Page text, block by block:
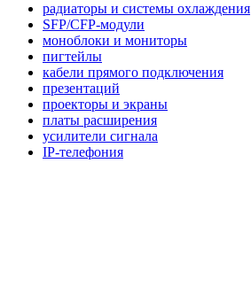
радиаторы и системы охлаждения
SFP/CFP-модули
моноблоки и мониторы
пигтейлы
кабели прямого подключения
презентаций
проекторы и экраны
платы расширения
усилители сигнала
IP-телефония